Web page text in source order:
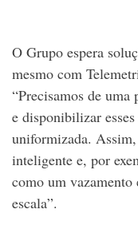
O Grupo espera
mesmo com
“Precisamos de
e disponibilizar
uniformizada.
inteligente e, por
como um
escala”.